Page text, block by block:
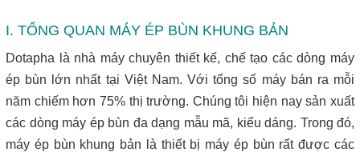
I. TỔNG QUAN MÁY ÉP BÙN KHUNG BẢN
Dotapha là nhà máy chuyên thiết kế, chế tạo các dòng máy
ép bùn lớn nhất tại Việt Nam. Với tổng số máy bán ra mỗi
năm chiếm hơn 75% thị trường. Chúng tôi hiện nay sản xuất
các dòng máy ép bùn đa dạng mẫu mã, kiểu dáng. Trong đó,
máy ép bùn khung bản là thiết bị máy ép bùn rất được các